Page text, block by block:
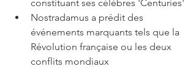
constituant ses célèbres 'Centuries'
Nostradamus a prédit des
événements marquants tels que la
Révolution française ou les deux
conflits mondiaux